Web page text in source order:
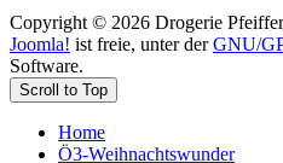
Copyright © 2026 Drogerie
Joomla! ist freie, unter derGNU/
Software.
Scroll to Top
Home
Ö3-Weihnachtswunder